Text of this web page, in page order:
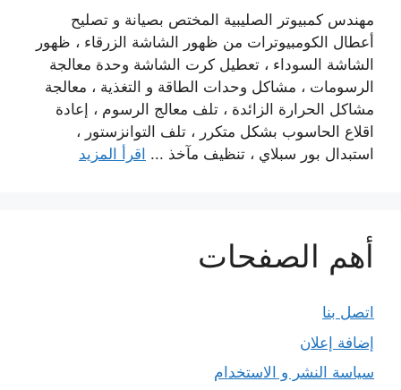
مهندس كمبيوتر الصليبية المختص بصيانة و تصليح
أعطال الكومبيوترات من ظهور الشاشة الزرقاء ، ظهور
الشاشة السوداء ، تعطيل كرت الشاشة وحدة معالجة
الرسومات ، مشاكل وحدات الطاقة و التغذية ، معالجة
مشاكل الحرارة الزائدة ، تلف معالج الرسوم ، إعادة
اقلاع الحاسوب بشكل متكرر ، تلف التوانزستور ،
استبدال بور سبلاي ، تنظيف مآخذ ... اقرأ المزيد
أهم الصفحات
اتصل بنا
إضافة إعلان
سياسة النشر و الاستخدام